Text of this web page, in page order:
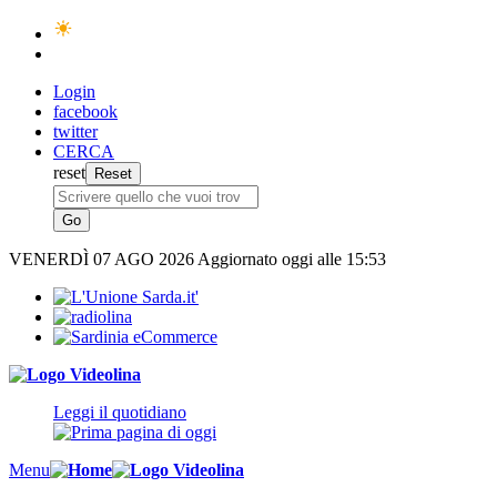
Login
facebook
twitter
CERCA
reset
VENERDÌ 07 AGO 2026 Aggiornato oggi alle 15:53
Leggi il quotidiano
Menu